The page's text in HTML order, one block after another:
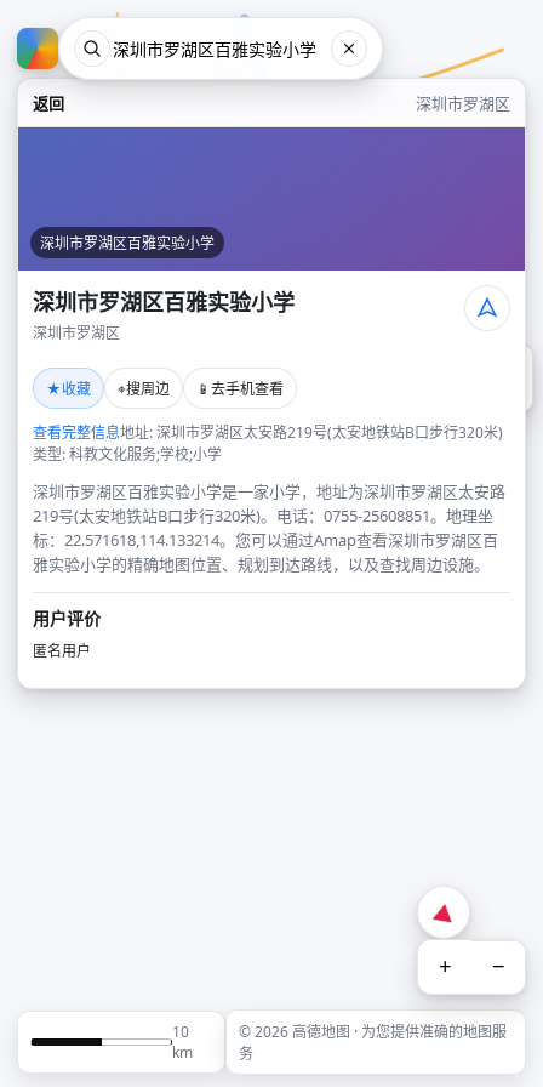
返回 深圳市罗湖区
深圳市罗湖区百雅实验小学
深圳市罗湖区百雅实验小学
深圳市罗湖区
★收藏 ⌖搜周边 📱 去手机查看
查看完整信息地址: 深圳市罗湖区太安路219号(太安地铁站B口步行320米)
类型: 科教文化服务;学校;小学
深圳市罗湖区百雅实验小学是一家小学，地址为深圳市罗湖区太安路
219号(太安地铁站B口步行320米)。电话：0755-25608851。地理坐
标：22.571618,114.133214。您可以通过Amap查看深圳市罗湖区百
雅实验小学的精确地图位置、规划到达路线，以及查找周边设施。
用户评价
匿名用户
+ −
10
km
© 2026 高德地图 · 为您提供准确的地图服
务